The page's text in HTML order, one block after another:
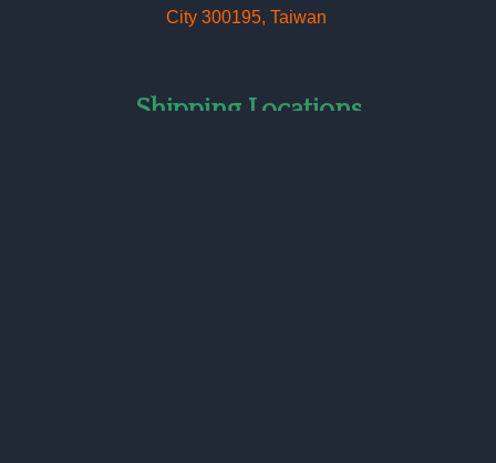
City 300195, Taiwan
Shipping Locations